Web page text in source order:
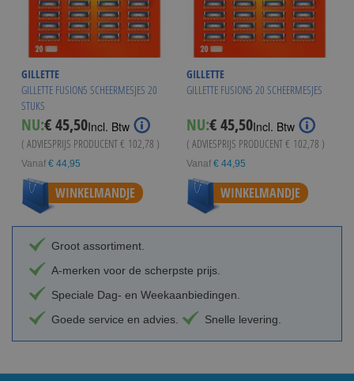
GILLETTE
GILLETTE FUSION5 SCHEERMESJES 20
STUKS
NU:€ 45,50Incl. Btw
( ADVIESPRIJS PRODUCENT€ 102,78 )
Vanaf € 44,95
WINKELMANDJE
GILLETTE
GILLETTE FUSION5 20 SCHEERMESJES
NU:€ 45,50Incl. Btw
( ADVIESPRIJS PRODUCENT€ 102,78 )
Vanaf € 44,95
WINKELMANDJE
Groot assortiment.
A-merken voor de scherpste prijs.
Speciale Dag- en Weekaanbiedingen.
Goede service en advies.
Snelle levering.